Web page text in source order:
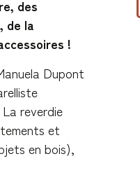
des
de la
!
Dupont
reverdie
et
en bois),